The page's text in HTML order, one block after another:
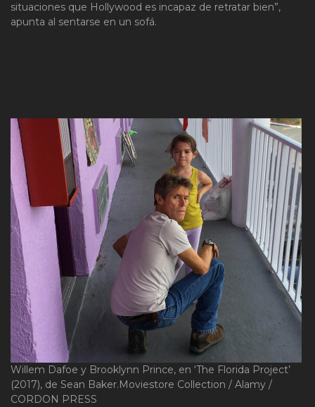
situaciones que Hollywood es incapaz de retratar bien”,
apunta al sentarse en un sofá.
Willem Dafoe y Brooklynn Prince, en ‘The Florida Project’
(2017), de Sean Baker. Moviestore Collection / Alamy /
CORDON PRESS